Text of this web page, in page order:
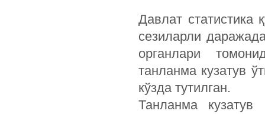
Давлат статистика
сезиларли
органлари
танланма кузатув
кўзда тутилган.
Танланма